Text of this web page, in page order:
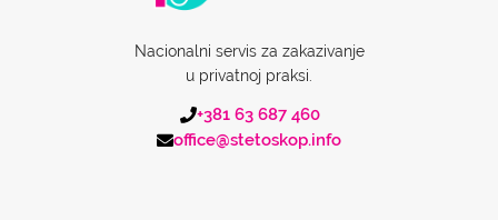
Nacionalni servis za zakazivanje
u privatnoj praksi.
+381 63 687 460
office@stetoskop.info